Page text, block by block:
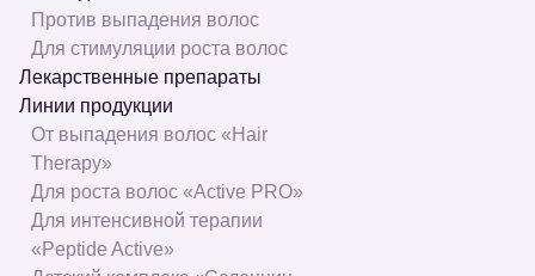
Против выпадения волос
Для стимуляции роста волос
Лекарственные препараты
Линии продукции
От выпадения волос «Hair
Therapy»
Для роста волос «Active PRO»
Для интенсивной терапии
«Peptide Active»